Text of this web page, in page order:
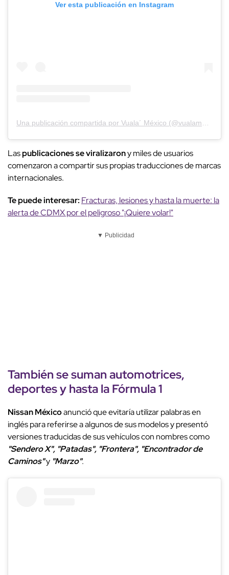
Ver esta publicación en Instagram
Laspublicaciones se viralizarony miles de usuarios
comenzaron a compartir sus propias traducciones de marcas
internacionales.
Te puede interesar: Fracturas, lesiones y hasta la muerte: la
alerta de CDMX por el peligroso "¡Quiere volar!"
▼ Publicidad
También se suman automotrices,
deportes y hasta la Fórmula 1
Nissan Méxicoanunció que evitaría utilizar palabras en
inglés para referirse a algunos de sus modelos y presentó
versiones traducidas de sus vehículos con nombres como
"Sendero X", "Patadas", "Frontera", "Encontrador de
Caminos"y "Marzo".